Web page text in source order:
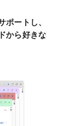
ートし、
から好きな